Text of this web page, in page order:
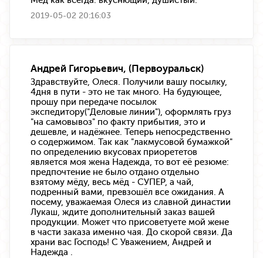
2019-05-02 20:16:03
Андрей Гигорьевич, (Первоуральск)
Здравствуйте, Олеся. Получили вашу посылку,
4дня в пути - это не так много. На будующее,
прошу при передаче посылок
экспедитору("Деловые линии"), оформлять груз
"на самовывоз" по факту прибытия, это и
дешевле, и надёжнее. Теперь непосредственно
о содержимом. Так как "лакмусовой бумажкой"
по определению вкусовах приорететов
является моя жена Надежда, то вот её резюме:
предпочтение не было отдано отдельно
взятому мёду, весь мёд - СУПЕР, а чай,
подренный вами, превзошёл все ожидания. А
посему, уважаемая Олеся из славной династии
Лукаш, ждите дополнительный заказ вашей
продукции. Может что присоветуете мой жене
в части заказа именно чая. До скорой связи. Да
храни вас Господь! С Уважением, Андрей и
Надежда .